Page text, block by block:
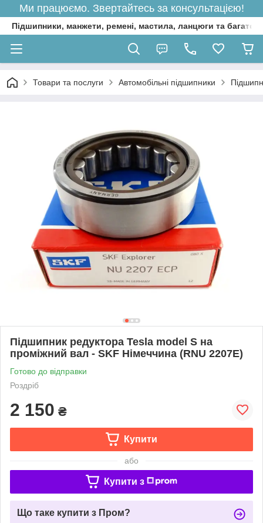
Ми працюємо. Звертайтесь за консультацією!
Підшипники, манжети, ремені, мастила, ланцюги та багато
Товари та послуги Автомобільні підшипники
Підшипник редуктора Tesla model S на
проміжний вал - SKF Німеччина (RNU 2207E)
Готово до відправки
Роздріб
2 150 ₴
Купити
або
Купити з
Що таке купити з Пром?